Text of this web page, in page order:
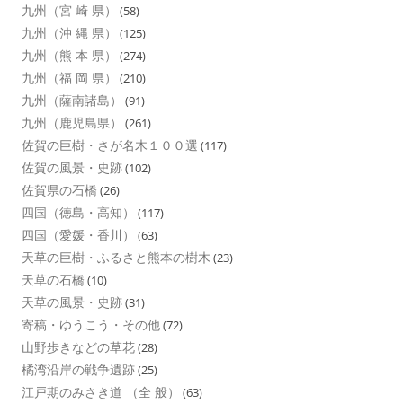
九州（宮 崎 県） (58)
九州（沖 縄 県） (125)
九州（熊 本 県） (274)
九州（福 岡 県） (210)
九州（薩南諸島） (91)
九州（鹿児島県） (261)
佐賀の巨樹・さが名木１００選 (117)
佐賀の風景・史跡(102)
佐賀県の石橋 (26)
四国（徳島・高知） (117)
四国（愛媛・香川） (63)
天草の巨樹・ふるさと熊本の樹木 (23)
天草の石橋 (10)
天草の風景・史跡(31)
寄稿・ゆうこう・その他(72)
山野歩きなどの草花(28)
橘湾沿岸の戦争遺跡(25)
江戸期のみさき道 （全 般） (63)